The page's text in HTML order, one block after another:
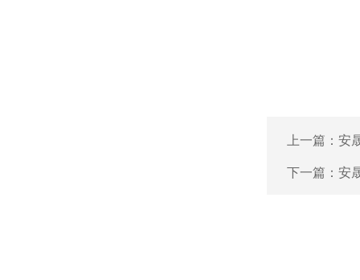
上一篇： 安
下一篇： 安